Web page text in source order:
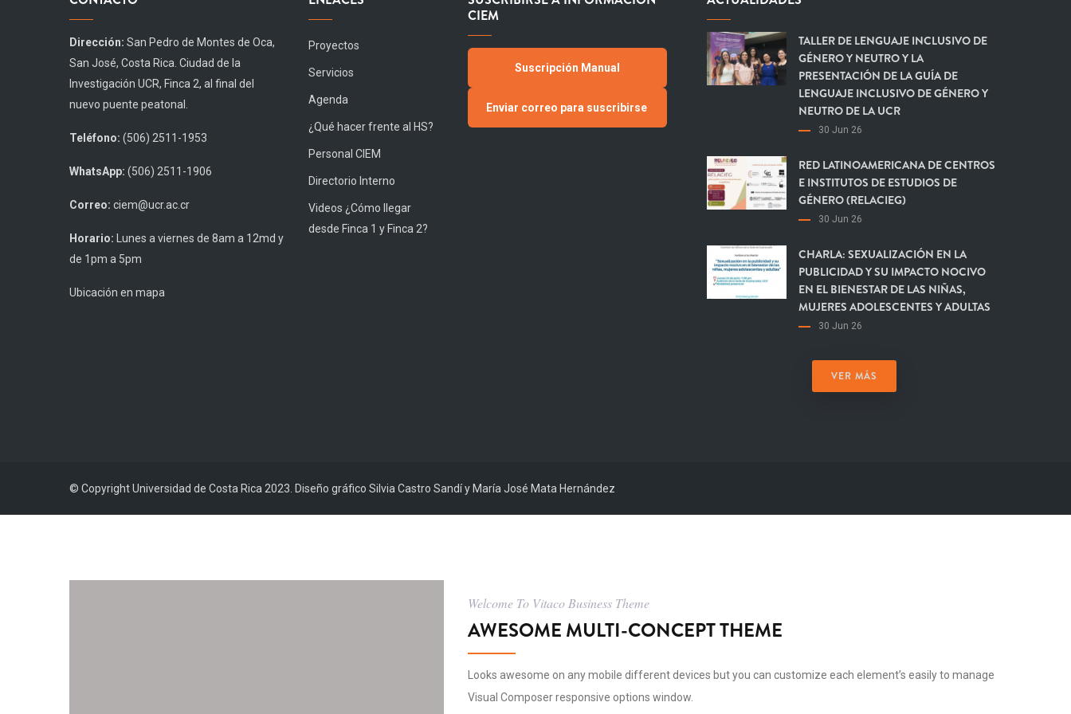
Dirección: San Pedro de Montes de Oca,
San José, Costa Rica. Ciudad de la
Investigación UCR, Finca 2, al final del
nuevo puente peatonal.
Teléfono: (506) 2511-1953
WhatsApp: (506) 2511-1906
Correo: ciem@ucr.ac.cr
Horario: Lunes a viernes de 8am a 12md y
de 1pm a 5pm
Ubicación en mapa
Proyectos
Servicios
Agenda
¿Qué hacer frente al HS?
Personal CIEM
Directorio Interno
Videos ¿Cómo llegar
desde Finca 1 y Finca 2?
CIEM
Suscripción Manual
Enviar correo para suscribirse
TALLER DE LENGUAJE INCLUSIVO DE
GÉNERO Y NEUTRO Y LA
PRESENTACIÓN DE LA GUÍA DE
LENGUAJE INCLUSIVO DE GÉNERO Y
NEUTRO DE LA UCR
30 Jun 26
RED LATINOAMERICANA DE CENTROS
E INSTITUTOS DE ESTUDIOS DE
GÉNERO (RELACIEG)
30 Jun 26
CHARLA: SEXUALIZACIÓN EN LA
PUBLICIDAD Y SU IMPACTO NOCIVO
EN EL BIENESTAR DE LAS NIÑAS,
MUJERES ADOLESCENTES Y ADULTAS
30 Jun 26
VER MÁS
© Copyright Universidad de Costa Rica 2023. Diseño gráfico Silvia Castro Sandí y María José Mata Hernández
Welcome To Vitaco Business Theme
AWESOME MULTI-CONCEPT THEME
Looks awesome on any mobile different devices but you can customize each element’s easily to manage
Visual Composer responsive options window.